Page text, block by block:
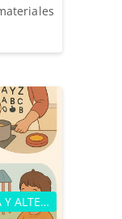
COMUNICACIÓN AUMENTATIVA Y ALTERNATIVA